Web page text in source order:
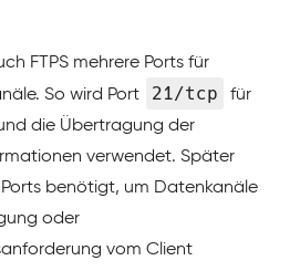
FTPS mehrere Ports für
So wird Port
21/tcp
für
die Übertragung der
verwendet. Später
benötigt, um Datenkanäle
oder
vom Client